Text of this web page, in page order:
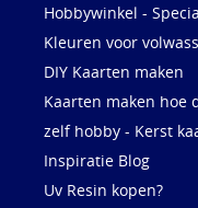
Hobbywinkel -
Kleuren voor
DIY Kaarten maken
Kaarten maken hoe
zelf hobby - Kerst
Inspiratie Blog
Uv Resin kopen?